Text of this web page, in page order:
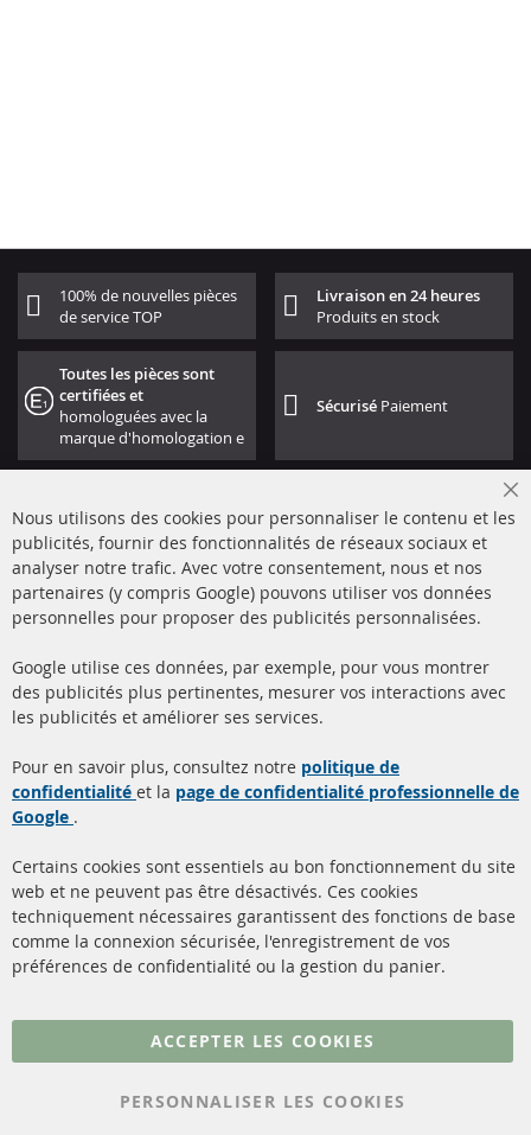
100% de nouvelles pièces
de service TOP
Livraison en 24 heures
Produits en stock
Toutes les pièces sont
certifiées et
homologuées avec la
marque d'homologation e
Sécurisé Paiement
+49 (0) 4533 799000
info@contra-automotive.de
facebook
instagram
Filtres à particules diesel
(FPD)
Catalyseur (CAT)
Capteurs
Matériel de montage
à propos de nous
livraison
Contact
Résilier le contrat
Plus de liens
Conditions générales
Nous utilisons des cookies pour personnaliser le contenu et les
publicités, fournir des fonctionnalités de réseaux sociaux et
analyser notre trafic. Avec votre consentement, nous et nos
partenaires (y compris Google) pouvons utiliser vos données
personnelles pour proposer des publicités personnalisées.
Google utilise ces données, par exemple, pour vous montrer
des publicités plus pertinentes, mesurer vos interactions avec
les publicités et améliorer ses services.
Pour en savoir plus, consultez notre politique de
confidentialité et la page de confidentialité professionnelle de
Google .
Certains cookies sont essentiels au bon fonctionnement du site
web et ne peuvent pas être désactivés. Ces cookies
techniquement nécessaires garantissent des fonctions de base
comme la connexion sécurisée, l'enregistrement de vos
préférences de confidentialité ou la gestion du panier.
ACCEPTER LES COOKIES
PERSONNALISER LES COOKIES